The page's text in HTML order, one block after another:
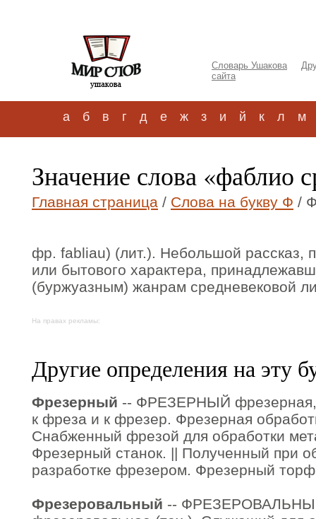
Словарь Ушакова
сайта
а б в г д е ж з и й к л м
Значение слова «фаблио
Главная страница / Слова на букву Ф /
фр. fabliau) (лит.). Небольшой рассказ,
или бытового характера,
(буржуазным) жанрам средневековой
На правах рекламы:
Другие определения на эту
Фрезерный -- ФРЕЗЕРНЫЙ фрезерная,
к фреза и к фрезер. Фрезерная
Снабженный фрезой для обработки
Фрезерный станок. || Полученный при
разработке фрезером. Фрезерный
Фрезеровальный --